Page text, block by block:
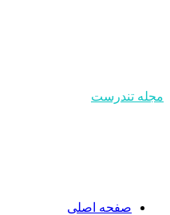
مجله تندرست
صفحه اصلی